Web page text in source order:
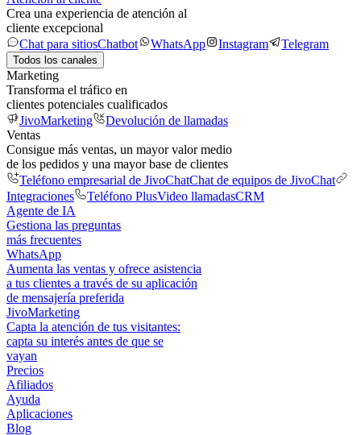
Crea una experiencia de atención al
cliente excepcional
Chat para sitiosChatbot WhatsApp Instagram Telegram
Todos los canales
Marketing
Transforma el tráfico en
clientes potenciales cualificados
JivoMarketing
Devolución de llamadas
Ventas
Consigue más ventas, un mayor valor medio
de los pedidos y una mayor base de clientes
Teléfono empresarial de JivoChatChat de equipos de JivoChat
Integraciones
Teléfono PlusVideo llamadasCRM
Agente de IA
Gestiona las preguntas
más frecuentes
WhatsApp
Aumenta las ventas y ofrece asistencia
a tus clientes a través de su aplicación
de mensajería preferida
JivoMarketing
Capta la atención de tus visitantes:
capta su interés antes de que se
vayan
Precios
Afiliados
Ayuda
Aplicaciones
Blog